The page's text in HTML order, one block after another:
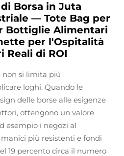
Borsa in Juta
— Tote Bag per
Bottiglie Alimentari
per l'Ospitalità
Reali di ROI
non si limita più
loghi. Quando le
delle borse alle esigenze
ottengono un valore
esempio i negozi al
più resistenti e fondi
19 percento circa il numero